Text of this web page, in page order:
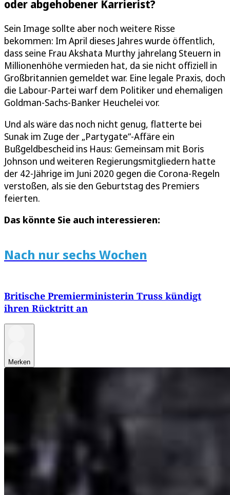
oder abgehobener Karrierist?
Sein Image sollte aber noch weitere Risse
bekommen: Im April dieses Jahres wurde öffentlich,
dass seine Frau Akshata Murthy jahrelang Steuern in
Millionenhöhe vermieden hat, da sie nicht offiziell in
Großbritannien gemeldet war. Eine legale Praxis, doch
die Labour-Partei warf dem Politiker und ehemaligen
Goldman-Sachs-Banker Heuchelei vor.
Und als wäre das noch nicht genug, flatterte bei
Sunak im Zuge der „Partygate“-Affäre ein
Bußgeldbescheid ins Haus: Gemeinsam mit Boris
Johnson und weiteren Regierungsmitgliedern hatte
der 42-Jährige im Juni 2020 gegen die Corona-Regeln
verstoßen, als sie den Geburtstag des Premiers
feierten.
Das könnte Sie auch interessieren:
Nach nur sechs Wochen
Britische Premierministerin Truss kündigt
ihren Rücktritt an
Merken